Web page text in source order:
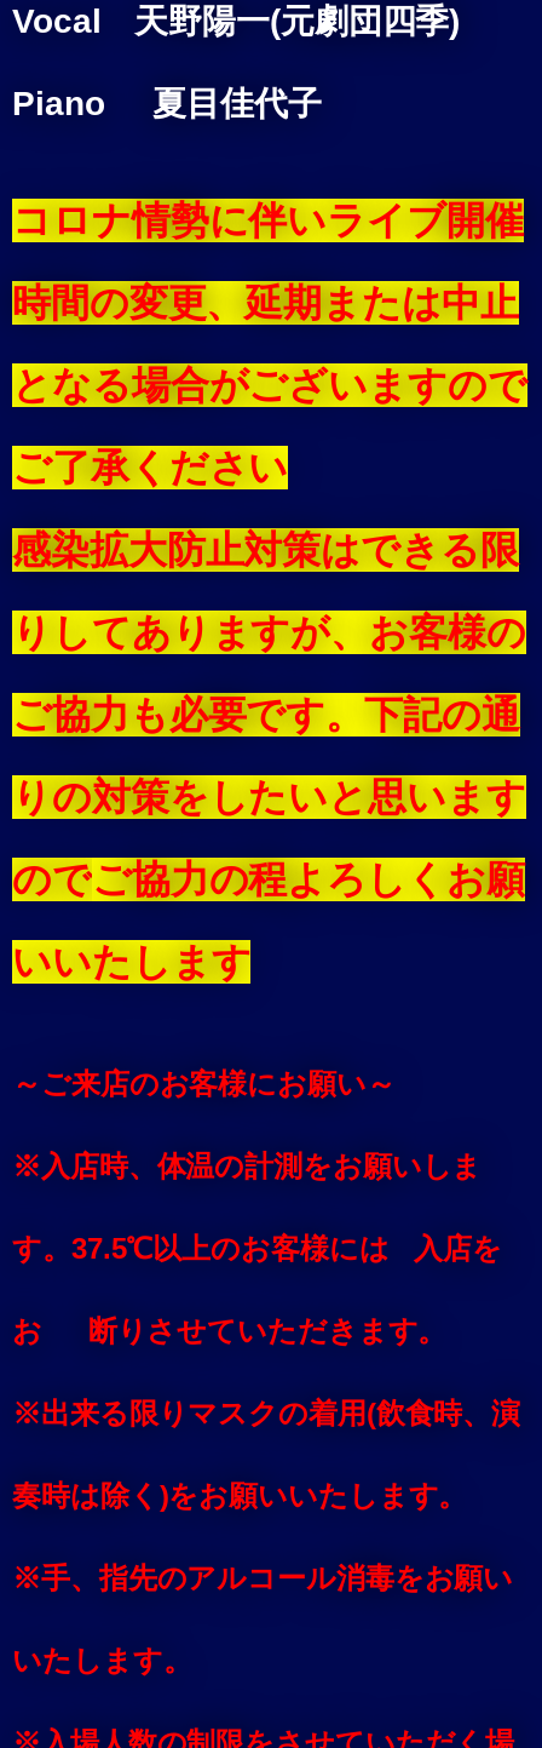
Vocal 天野陽一(元劇団四季)
Piano 夏目佳代子
コロナ情勢に伴いライブ開催
時間の変更、延期または中止
となる場合がございますので
ご了承ください
感染拡大防止対策はできる限
りしてありますが、お客様の
ご協力も必要です。下記の通
りの対策をしたいと思います
のでご協力の程よろしくお願
いいたします
～ご来店のお客様にお願い～
※入店時、体温の計測をお願いしま
す。37.5℃以上のお客様には 入店を
お 断りさせていただきます。
※出来る限りマスクの着用(飲食時、演
奏時は除く)をお願いいたします。
※手、指先のアルコール消毒をお願い
いたします。